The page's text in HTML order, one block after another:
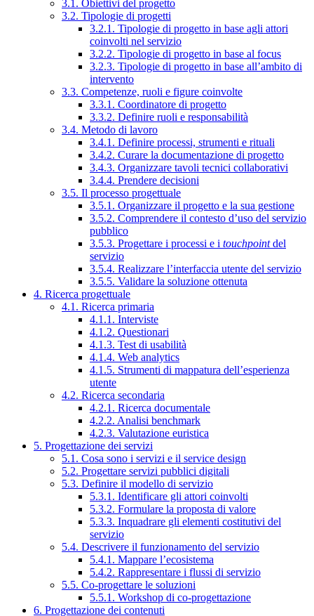
3.1. Obiettivi del progetto
3.2. Tipologie di progetti
3.2.1. Tipologie di progetto in base agli attori
coinvolti nel servizio
3.2.2. Tipologie di progetto in base al focus
3.2.3. Tipologie di progetto in base all’ambito di
intervento
3.3. Competenze, ruoli e figure coinvolte
3.3.1. Coordinatore di progetto
3.3.2. Definire ruoli e responsabilità
3.4. Metodo di lavoro
3.4.1. Definire processi, strumenti e rituali
3.4.2. Curare la documentazione di progetto
3.4.3. Organizzare tavoli tecnici collaborativi
3.4.4. Prendere decisioni
3.5. Il processo progettuale
3.5.1. Organizzare il progetto e la sua gestione
3.5.2. Comprendere il contesto d’uso del servizio
pubblico
3.5.3. Progettare i processi e i touchpointdel
servizio
3.5.4. Realizzare l’interfaccia utente del servizio
3.5.5. Validare la soluzione ottenuta
4. Ricerca progettuale
4.1. Ricerca primaria
4.1.1. Interviste
4.1.2. Questionari
4.1.3. Test di usabilità
4.1.4. Web analytics
4.1.5. Strumenti di mappatura dell’esperienza
utente
4.2. Ricerca secondaria
4.2.1. Ricerca documentale
4.2.2. Analisi benchmark
4.2.3. Valutazione euristica
5. Progettazione dei servizi
5.1. Cosa sono i servizi e il service design
5.2. Progettare servizi pubblici digitali
5.3. Definire il modello di servizio
5.3.1. Identificare gli attori coinvolti
5.3.2. Formulare la proposta di valore
5.3.3. Inquadrare gli elementi costitutivi del
servizio
5.4. Descrivere il funzionamento del servizio
5.4.1. Mappare l’ecosistema
5.4.2. Rappresentare i flussi di servizio
5.5. Co-progettare le soluzioni
5.5.1. Workshop di co-progettazione
6. Progettazione dei contenuti